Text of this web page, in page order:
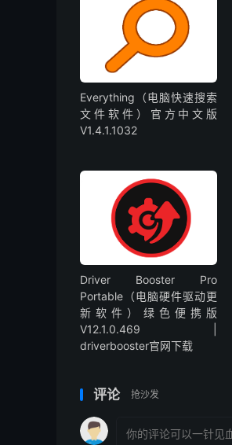
Everything（电脑快速搜索
文件软件）官方中文版
V1.4.1.1032
Driver Booster Pro
Portable（电脑硬件驱动更
新软件）绿色便携版
V12.1.0.469 |
driverbooster官网下载
评论 抢沙发